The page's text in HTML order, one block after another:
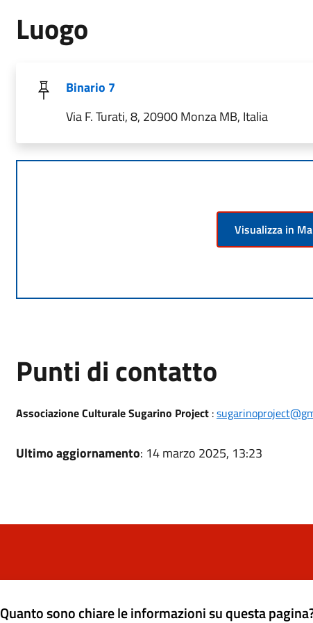
Luogo
Binario 7
Via F. Turati, 8, 20900 Monza MB, Italia
Visualizza in
Punti di contatto
Associazione Culturale Sugarino Project:
Ultimo aggiornamento: 14 marzo 2025, 13:23
Quanto sono chiare le informazioni su questa